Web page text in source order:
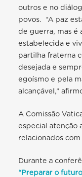
outros e no
povos. “A paz
de guerra, mas é
estabelecida e
partilha fraterna
desejada e
egoísmo e pela
alcançável ,”
A Comissão
especial atenção
relacionados
Durante a
“Preparar o